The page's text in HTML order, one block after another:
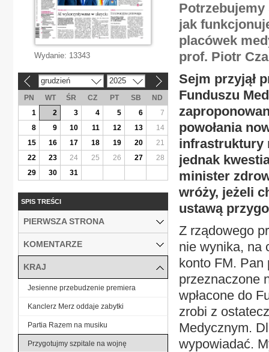
Potrzebujemy
jak
placówek
prof. Piotr
Sejm przyjął
Funduszu
powołania
infrastruktury
jednak
minister
wróży, jeżeli
ustawą
Z rządowego
nie wynika, na
konto FM. Pan
przeznaczone
wpłacone do
zrobi z
Medycznym.
wypowiadać.
Wydanie: 13343
grudzień 2025
PN WT ŚR CZ PT SB
ND
1
2 3 4 5 6
7
8
9 10 11 12 13
14
15
16 17 18 19 20
21
22
23 24 25 26 27
28
29
30 31
SPIS TREŚCI
PIERWSZA STRONA
KOMENTARZE
KRAJ
Jesienne przebudzenie premiera
Kanclerz Merz oddaje zabytki
Partia Razem na musiku
Przygotujmy szpitale na wojnę